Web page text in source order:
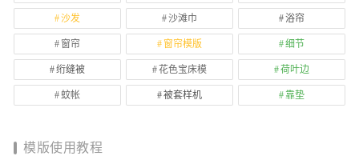
沙发 沙滩巾 浴帘
窗帘 窗帘模版 细节
绗缝被 花色宝床模 荷叶边
蚊帐 被套样机 靠垫
模版使用教程